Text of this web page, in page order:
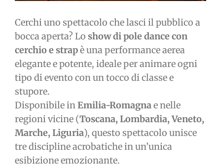
Cerchi uno spettacolo che lasci il pubblico a
bocca aperta? Lo show di pole dance con
cerchio e strapè una performance aerea
elegante e potente, ideale per animare ogni
tipo di evento con un tocco di classe e
stupore.
Disponibile inEmilia-Romagnae nelle
regioni vicine (Toscana, Lombardia, Veneto,
Marche, Liguria), questo spettacolo unisce
tre discipline acrobatiche in un’unica
esibizione emozionante.